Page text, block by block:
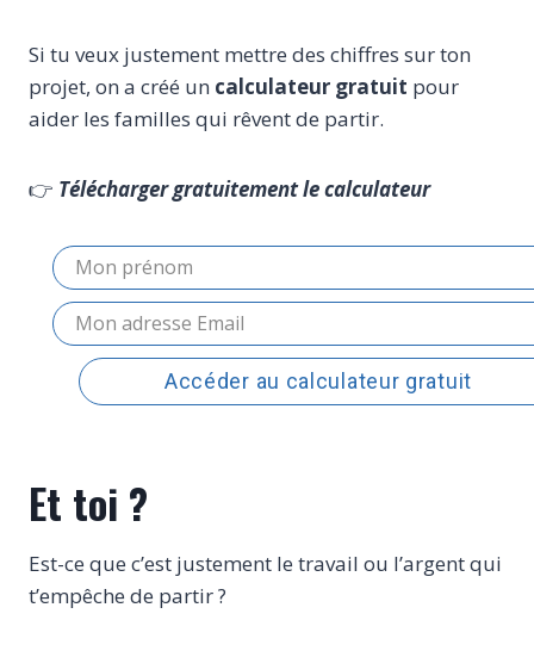
Si tu veux justement mettre des chiffres sur ton
projet, on a créé un calculateur gratuit pour
aider les familles qui rêvent de partir.
👉 Télécharger gratuitement le calculateur
Accéder au calculateur gratuit
Et toi ?
Est-ce que c’est justement le travail ou l’argent qui
t’empêche de partir ?